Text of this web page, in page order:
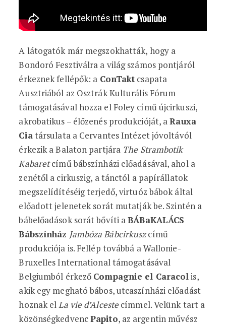
A látogatók már megszokhatták, hogy a
Bondoró Fesztiválra a világ számos pontjáról
érkeznek fellépők: a ConTakt csapata
Ausztriából az Osztrák Kulturális Fórum
támogatásával hozza el Foley című újcirkuszi,
akrobatikus – élőzenés produkcióját, aRauxa
Ciatársulata a Cervantes Intézet jóvoltávól
érkezik a Balaton partjára The Strambotik
Kabaretcímű bábszínházi előadásával, ahol a
zenétől a cirkuszig, a tánctól a papírállatok
megszelídítéséig terjedő, virtuóz bábok által
előadott jelenetek sorát mutatják be. Szintén a
bábelőadások sorát bővíti aBÁBaKALÁCS
Bábszínház Jambóza Bábcirkuszcímű
produkciója is. Fellép továbbá a Wallonie-
Bruxelles International támogatásával
Belgiumból érkező Compagnie el Caracolis,
akik egy megható bábos, utcaszínházi előadást
hoznak elLa vie d’Alcestecímmel. Velünk tart a
közönségkedvencPapito, az argentin művész